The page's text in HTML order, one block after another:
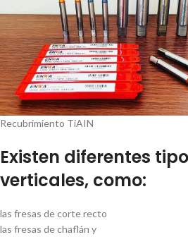
Recubrimiento TiAIN
Existen diferentes
verticales, como:
las fresas de corte recto
las fresas de chaflán y